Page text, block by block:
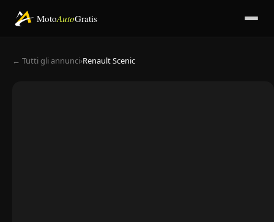
MotoAutoGratis
← Tutti gli annunci›Renault Scenic